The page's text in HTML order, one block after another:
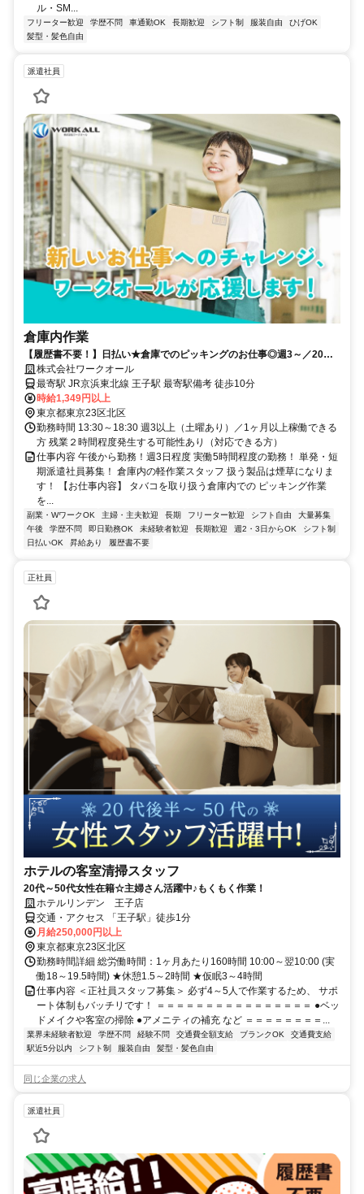
ル・SM...
フリーター歓迎 学歴不問 車通勤OK 長期歓迎 シフト制 服装自由
ひげOK
髪型・髪色自由
派遣社員
倉庫内作業
【履歴書不要！】日払い★倉庫でのピッキングのお仕事◎週3～／20～
40代活躍中/未経験OK！昇給あり
株式会社ワークオール
最寄駅 JR京浜東北線 王子駅 最寄駅備考 徒歩10分
時給1,349円以上
東京都東京23区北区
勤務時間 13:30～18:30 週3以上（土曜あり）／1ヶ月以上稼働できる
方 残業２時間程度発生する可能性あり（対応できる方）
仕事内容 午後から勤務！週3日程度 実働5時間程度の勤務！ 単発・短
期派遣社員募集！ 倉庫内の軽作業スタッフ 扱う製品は煙草になりま
す！ 【お仕事内容】 タバコを取り扱う倉庫内での ピッキング作業
を...
副業・WワークOK 主婦・主夫歓迎 長期 フリーター歓迎 シフト自由
大量募集
午後
学歴不問 即日勤務OK 未経験者歓迎 長期歓迎 週2・3日からOK
シフト制
日払いOK
昇給あり 履歴書不要
正社員
ホテルの客室清掃スタッフ
20代～50代女性在籍☆主婦さん活躍中♪もくもく作業！
ホテルリンデン 王子店
交通・アクセス 「王子駅」徒歩1分
月給250,000円以上
東京都東京23区北区
勤務時間詳細 総労働時間：1ヶ月あたり160時間 10:00～翌10:00 (実
働18～19.5時間) ★休憩1.5～2時間 ★仮眠3～4時間
仕事内容 ＜正社員スタッフ募集＞ 必ず4～5人で作業するため、 サポ
ート体制もバッチリです！ ＝＝＝＝＝＝＝＝＝＝＝＝＝＝＝＝ ●ベッ
ドメイクや客室の掃除 ●アメニティの補充 など ＝＝＝＝＝＝＝＝...
業界未経験者歓迎 学歴不問 経験不問 交通費全額支給 ブランクOK
交通費支給
駅近5分以内
シフト制 服装自由 髪型・髪色自由
同じ企業の求人
派遣社員